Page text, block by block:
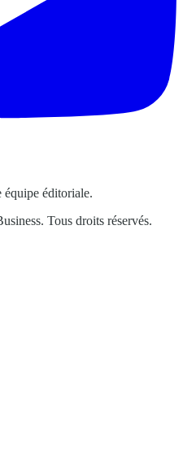
équipe éditoriale.
Tous droits réservés.